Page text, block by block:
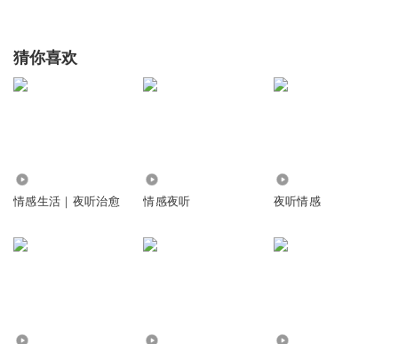
猜你喜欢
情感生活｜夜听治愈 情感夜听 夜听情感